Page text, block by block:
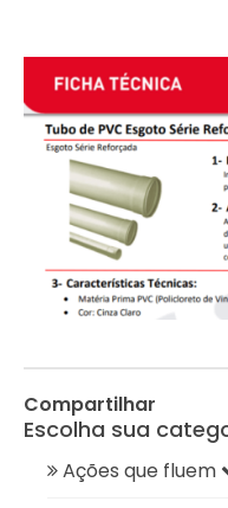
Compartilhar
Escolha sua
Ações que fluem